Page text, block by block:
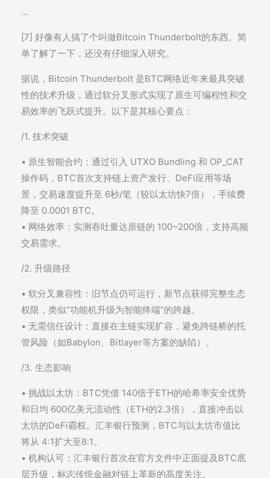
…
[7] 好像有人搞了个叫做Bitcoin Thunderbolt的东西。简
单了解了一下，还没有仔细深入研究。
据说，Bitcoin Thunderbolt 是BTC网络近年来最具突破
性的技术升级，通过软分叉形式实现了原生可编程性和交
易效率的飞跃式提升。以下是其核心要点：
/1. 技术突破
• 原生智能合约：通过引入 UTXO Bundling 和 OP_CAT
操作码，BTC首次支持链上资产发行、DeFi应用等场
景，交易速度提升至 6秒/笔（较以太坊快7倍），手续费
降至 0.0001 BTC。
• 网络效率：实测吞吐量达原链的 100~200倍，支持高频
交易需求。
/2. 升级路径
• 软分叉兼容性：旧节点仍可运行，新节点获得完整生态
权限，类似“功能机升级为智能终端”的跨越。
• 无需信任设计：直接在主链实现扩容，避免跨链桥的托
管风险（如Babylon、Bitlayer等方案的缺陷）。
/3. 生态影响
• 挑战以太坊：BTC凭借 140倍于ETH的哈希率安全优势
和日均 600亿美元流动性（ETH的2.3倍），直接冲击以
太坊的DeFi霸权。汇丰银行预测，BTC与以太坊市值比
将从 4:1扩大至8:1。
• 机构认可：汇丰银行首次在官方文件中正面提及BTC底
层升级，标志传统金融对链上革新的高度关注。